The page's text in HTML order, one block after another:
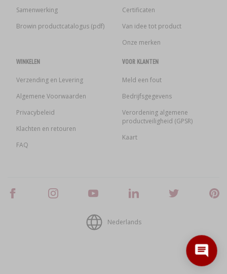
Samenwerking
Browin productcatalogus (pdf)
Certificaten
Van idee tot product
Onze merken
WINKELEN
Verzending en Levering
Algemene Voorwaarden
Privacybeleid
Klachten en retouren
FAQ
VOOR KLANTEN
Meld een fout
Bedrijfsgegevens
Verordening algemene
productveiligheid (GPSR)
Kaart
Nederlands